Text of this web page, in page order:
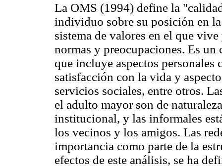
La OMS (1994) define la
individuo sobre su posición en
sistema de valores en el que
normas y preocupaciones. Es
que incluye aspectos
satisfacción con la vida y
servicios sociales, entre otros.
el adulto mayor son de
institucional, y las informales
los vecinos y los amigos. Las
importancia como parte de la
efectos de este análisis, se ha